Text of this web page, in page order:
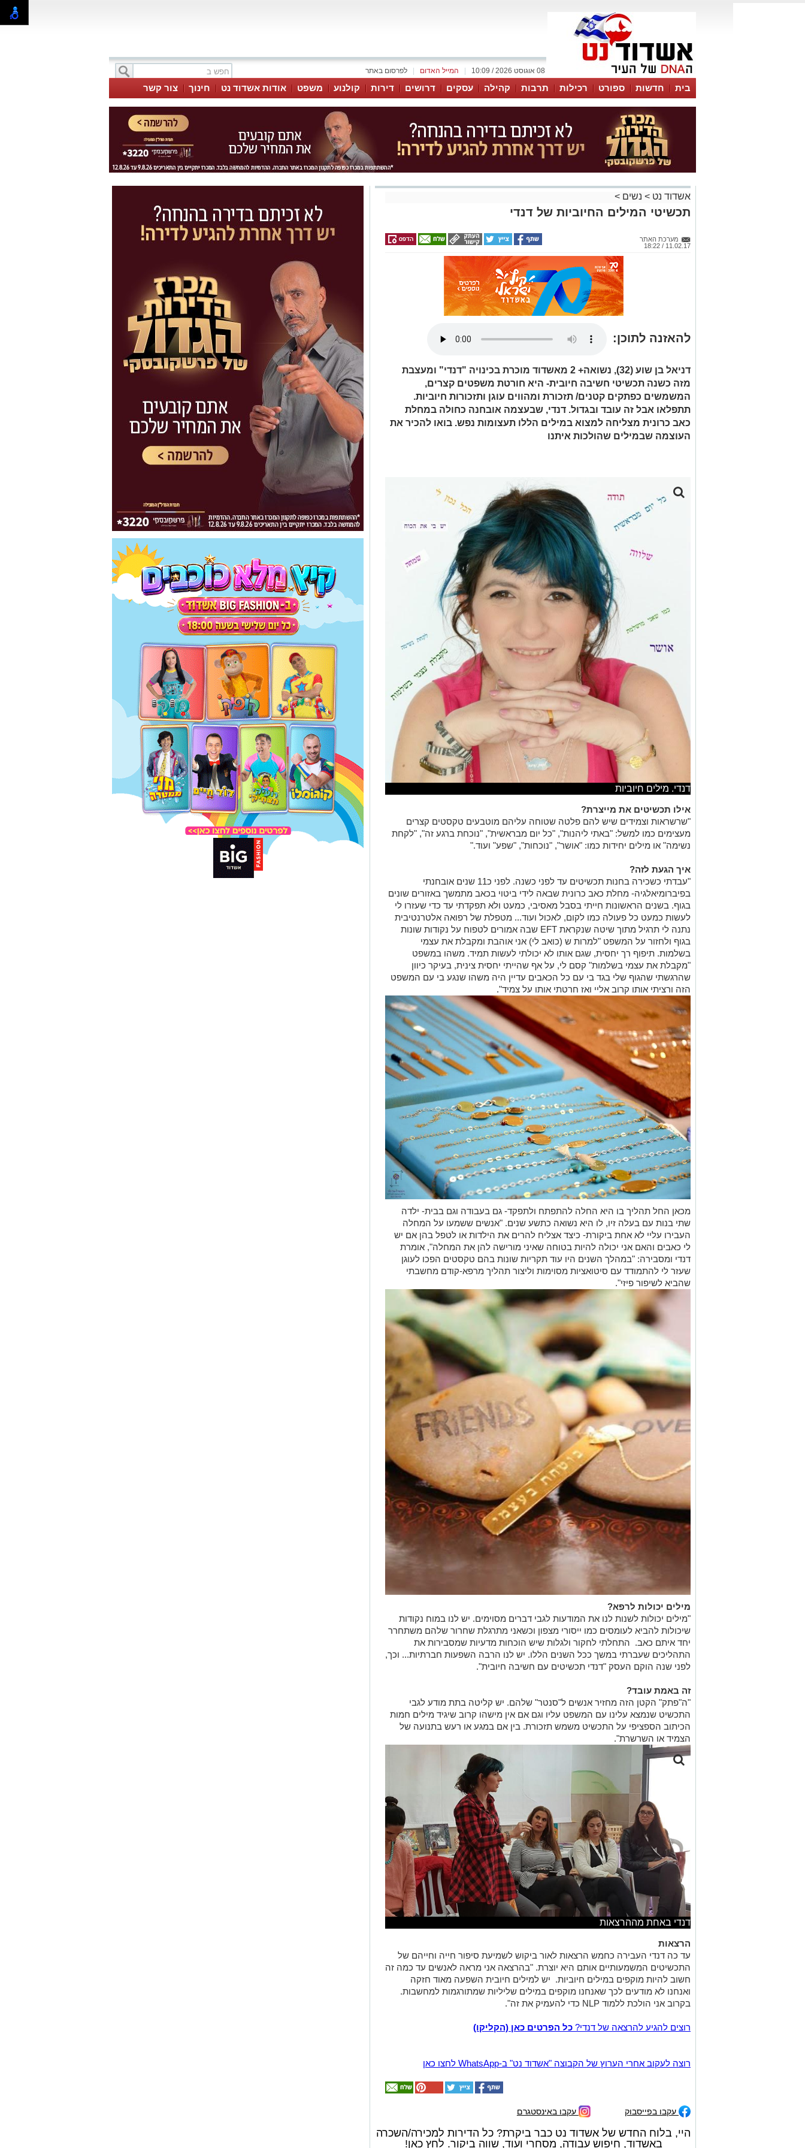
לפרסום באתר המייל האדום 08 אוגוסט 2026 / 10:09
בית חדשות ספורט רכילות תרבות קהילה עסקים דרושים דירות קולנוע משפט אודות אשדוד נט חינוך צור קשר
אשדוד נט > נשים >
תכשיטי המילים החיוביות של דנדי
מערכת האתר
11.02.17 / 18:22
להאזנה לתוכן:
דניאל בן שוע (32), נשואה+ 2 מאשדוד מוכרת בכינויה "דנדי" ומעצבת
מזה כשנה תכשיטי חשיבה חיובית- היא חורטת משפטים קצרים,
המשמשים כפתקים קטנים/ תזכורת ומהווים עוגן ותזכורות חיוביות.
תתפלאו אבל זה עובד ובגדול. דנדי, שבעצמה אובחנה כחולה במחלת
כאב כרונית מצליחה למצוא במילים הללו תעצומות נפש. בואו להכיר את
העוצמה שבמילים שהולכות איתנו
דנדי. מילים חיוביות
אילו תכשיטים את מייצרת?
"שרשראות וצמידים שיש להם פלטה שטוחה עליהם מוטבעים טקסטים קצרים
מעצימים כמו למשל: "באתי ליהנות", "כל יום מבראשית", "נוכחת ברגע זה", "לקחת
נשימה" או מילים יחידות כמו: "אושר", "נוכחות", "שפע" ועוד."
איך הגעת לזה?
"עבדתי כשכירה בחנות תכשיטים עד לפני כשנה. לפני כ11 שנים אובחנתי
בפיברומיאלגיה- מחלת כאב כרונית שבאה לידי ביטוי בכאב מתמשך באזורים שונים
בגוף. בשנים הראשונות חייתי בסבל מאסיבי, כמעט ולא תפקדתי עד כדי שעזרו לי
לעשות כמעט כל פעולה כמו לקום, לאכול ועוד... מטפלת של רפואה אלטרנטיבית
נתנה לי תרגיל מתוך שיטה שנקראת EFT שבה אמורים לטפוח על נקודות שונות
בגוף ולחזור על המשפט "למרות ש (כואב לי) אני אוהבת ומקבלת את עצמי
בשלמות. תיפוף רך יחסית, שגם אותו לא יכולתי לעשות תמיד. משהו במשפט
"מקבלת את עצמי בשלמות" קסם לי, על אף שהייתי יחסית צינית, בעיקר כיוון
שהרגשתי שהגוף שלי בגד בי עם כל הכאבים עדיין היה משהו שנגע בי עם המשפט
הזה ורציתי אותו קרוב אליי ואז חרטתי אותו על צמיד".
מכאן החל תהליך בו היא החלה להתפתח ולתפקד- גם בעבודה וגם בבית- ילדה
שתי בנות עם בעלה זיו, לו היא נשואה כתשע שנים. "אנשים ששמעו על המחלה
העבירו עליי לא אחת ביקורת- כיצד אצליח להרים את הילדות או לטפל בהן אם יש
לי כאבים והאם אני יכולה להיות בטוחה שאיני מורישה להן את המחלה", אומרת
דנדי ומסבירה: "במהלך השנים היו עוד תקריות שונות בהם טקסטים הפכו לעוגן
שעזר לי להתמודד עם סיטואציות מסוימות וליצור תהליך מרפא-קודם מחשבתי
שהביא לשיפור פיזי".
מילים יכולות לרפא?
"מילים יכולות לשנות לנו את המודעות לגבי דברים מסוימים. יש לנו במוח נקודות
שיכולות להביא לעומסים כמו ייסורי מצפון וכשאני מתרגלת שחרור שלהם משתחרר
יחד איתם כאב. התחלתי לחקור ולגלות שיש הוכחות מדעיות שמסבירות את
התהליכים שעברתי במשך ככל השנים הללו. יש לנו הרבה השפעות חברתיות... וכך,
לפני שנה הוקם העסק "דנדי תכשיטים עם חשיבה חיובית".
זה באמת עובד?
"ה"פתק" הקטן הזה מחזיר אנשים ל"סנטר" שלהם. יש קליטה בתת מודע לגבי
התכשיט שנמצא עלינו עם המשפט עליו וגם אם אין מישהו קרוב שיגיד מילים חמות
הכיתוב הספציפי על התכשיט משמש תזכורת. בין אם במגע או רעש בתנועה של
הצמיד או השרשרת".
דנדי באחת מההרצאות
הרצאות
עד כה דנדי העבירה כחמש הרצאות לאור ביקוש לשמיעת סיפור חייה וחייהם של
התכשיטים המשמעותיים אותם היא יוצרת. "בהרצאה אני מראה לאנשים עד כמה זה
חשוב להיות מוקפים במילים חיוביות. יש למילים חיובית השפעה מאוד חזקה
ואנחנו לא מודעים לכך שאנחנו מוקפים במילים שליליות שמתורגמות למחשבות.
בקרוב אני הולכת ללמוד NLP כדי להעמיק את זה".
רוצים להגיע להרצאה של דנדי? כל הפרטים כאן (הקליקו)
רוצה לעקוב אחרי הערוץ של הקבוצה "אשדוד נט" ב-WhatsApp לחצו כאן
עקבו בפייסבוק עקבו באינסטגרם
היי, בלוח החדש של אשדוד נט כבר ביקרת? כל הדירות למכירה/השכרה
באשדוד, חיפוש עבודה, מסחרי ועוד, שווה ביקור. לחץ כאן!
אולי